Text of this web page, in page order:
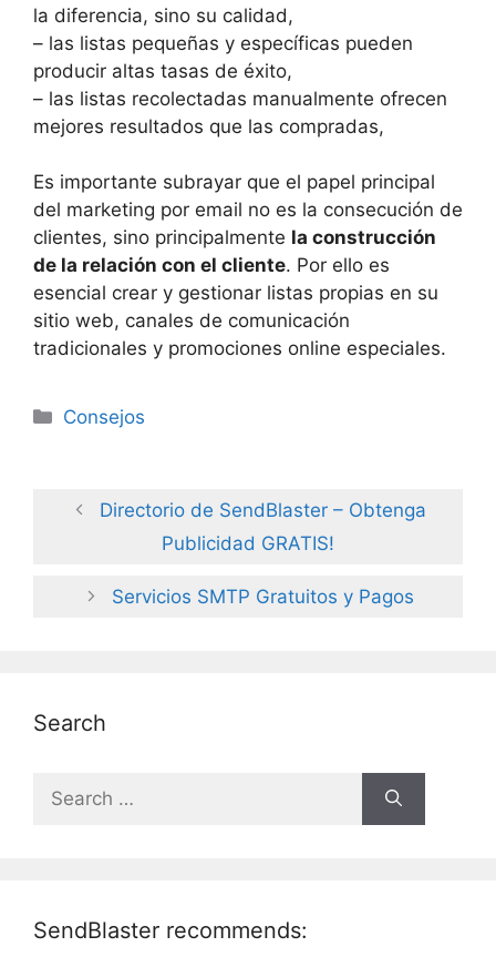
la diferencia, sino su calidad,
– las listas pequeñas y específicas pueden
producir altas tasas de éxito,
– las listas recolectadas manualmente ofrecen
mejores resultados que las compradas,
Es importante subrayar que el papel principal
del marketing por email no es la consecución de
clientes, sino principalmente la construcción
de la relación con el cliente. Por ello es
esencial crear y gestionar listas propias en su
sitio web, canales de comunicación
tradicionales y promociones online especiales.
Categories
Consejos
Directorio de SendBlaster – Obtenga
Publicidad GRATIS!
Servicios SMTP Gratuitos y Pagos
Search
Search
SendBlaster recommends: